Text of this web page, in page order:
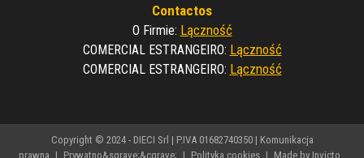
Contactos
O Firmie: Lączność
COMERCIAL ESTRANGEIRO: Lączność
COMERCIAL ESTRANGEIRO: Lączność
Copyright © 2024 - DIECI Srl | P.IVA 01682740350 | Komunikacja
prawna | Prywatno&sgrave;&cgrave; | Polityka cookies | Made by Invicto